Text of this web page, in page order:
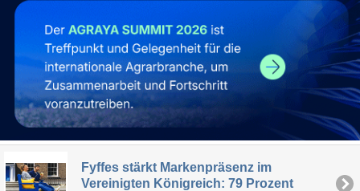
Fyffes stärkt Markenpräsenz im
Vereinigten Königreich: 79 Prozent